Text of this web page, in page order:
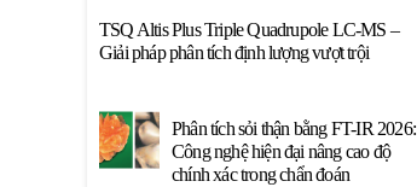
TSQ Altis Plus Triple Quadrupole LC-MS –
Giải pháp phân tích định lượng vượt trội
Phân tích sỏi thận bằng FT-IR 2026:
Công nghệ hiện đại nâng cao độ
chính xác trong chẩn đoán